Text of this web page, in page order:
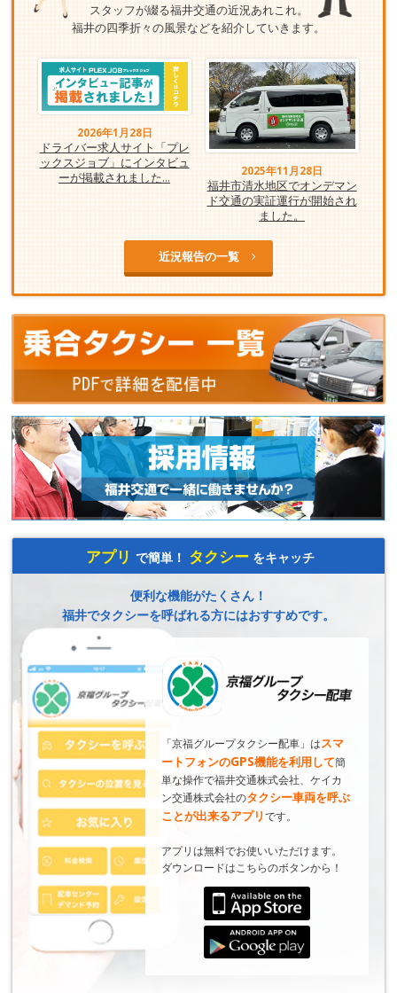
スタッフが綴る福井交通の近況あれこれ。
福井の四季折々の風景などを紹介していきます。
ドライバー求人サイト「プレ
ックスジョブ」にインタビュ
ーが掲載されました...
2026年1月28日
福井市清水地区でオンデマン
ド交通の実証運行が開始され
ました。
2025年11月28日
近況報告の一覧
アプリ で簡単！ タクシー をキャッチ
便利な機能がたくさん！
福井でタクシーを呼ばれる方にはおすすめです。
「京福グループタクシー配車」はスマ
ートフォンのGPS機能を利用して簡
単な操作で福井交通株式会社、ケイカ
ン交通株式会社のタクシー車両を呼ぶ
ことが出来るアプリです。
アプリは無料でお使いいただけます。
ダウンロードはこちらのボタンから！